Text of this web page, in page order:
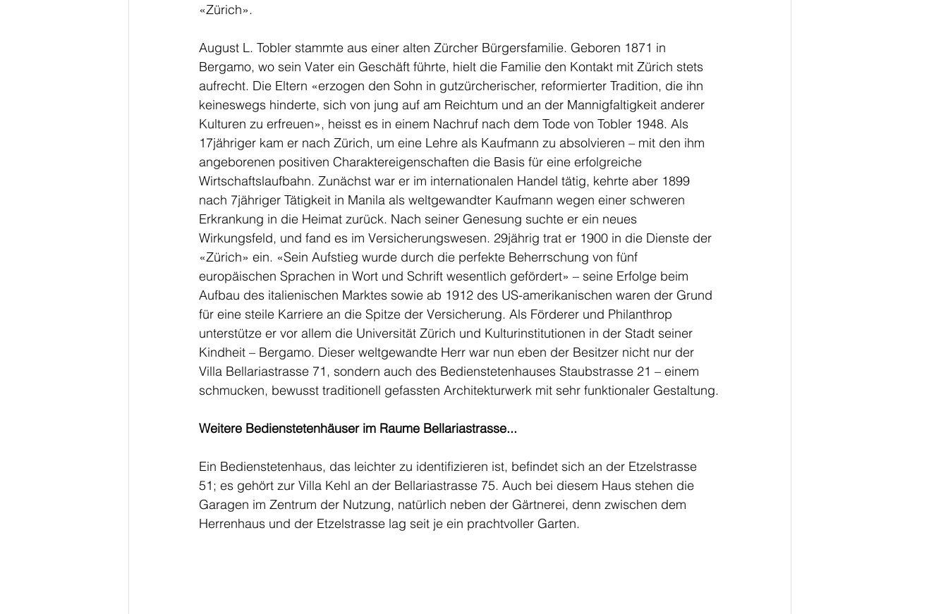
«Zürich».
August L. Tobler stammte aus einer alten Zürcher Bürgersfamilie. Geboren 1871 in
Bergamo, wo sein Vater ein Geschäft führte, hielt die Familie den Kontakt mit Zürich stets
aufrecht. Die Eltern «erzogen den Sohn in gutzürcherischer, reformierter Tradition, die ihn
keineswegs hinderte, sich von jung auf am Reichtum und an der Mannigfaltigkeit anderer
Kulturen zu erfreuen», heisst es in einem Nachruf nach dem Tode von Tobler 1948. Als
17jähriger kam er nach Zürich, um eine Lehre als Kaufmann zu absolvieren – mit den ihm
angeborenen positiven Charaktereigenschaften die Basis für eine erfolgreiche
Wirtschaftslaufbahn. Zunächst war er im internationalen Handel tätig, kehrte aber 1899
nach 7jähriger Tätigkeit in Manila als weltgewandter Kaufmann wegen einer schweren
Erkrankung in die Heimat zurück. Nach seiner Genesung suchte er ein neues
Wirkungsfeld, und fand es im Versicherungswesen. 29jährig trat er 1900 in die Dienste der
«Zürich» ein. «Sein Aufstieg wurde durch die perfekte Beherrschung von fünf
europäischen Sprachen in Wort und Schrift wesentlich gefördert» – seine Erfolge beim
Aufbau des italienischen Marktes sowie ab 1912 des US-amerikanischen waren der Grund
für eine steile Karriere an die Spitze der Versicherung. Als Förderer und Philanthrop
unterstütze er vor allem die Universität Zürich und Kulturinstitutionen in der Stadt seiner
Kindheit – Bergamo. Dieser weltgewandte Herr war nun eben der Besitzer nicht nur der
Villa Bellariastrasse 71, sondern auch des Bedienstetenhauses Staubstrasse 21 – einem
schmucken, bewusst traditionell gefassten Architekturwerk mit sehr funktionaler Gestaltung.
Weitere Bedienstetenhäuser im Raume Bellariastrasse...
Ein Bedienstetenhaus, das leichter zu identifizieren ist, befindet sich an der Etzelstrasse
51; es gehört zur Villa Kehl an der Bellariastrasse 75. Auch bei diesem Haus stehen die
Garagen im Zentrum der Nutzung, natürlich neben der Gärtnerei, denn zwischen dem
Herrenhaus und der Etzelstrasse lag seit je ein prachtvoller Garten.